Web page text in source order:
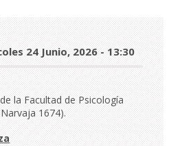
24 Junio, 2026 - 13:30
la Facultad de Psicología
1674).